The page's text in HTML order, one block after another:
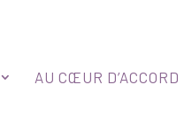
AU CŒUR D’ACCORD